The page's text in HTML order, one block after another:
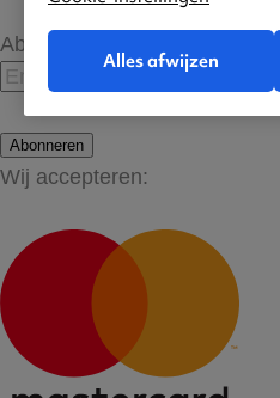
Abonneer op onze nieuwsbrief
Abonneren
Wij accepteren:
Alles afwijzen